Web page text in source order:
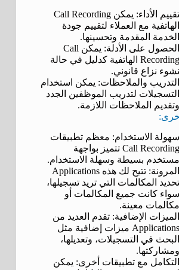
تقييم الأداء: يمكن Call Recording
الهاتفية مع العملاء لتقييم جودة
الخدمة المقدمة وتحسينها.
الحصول على الأدلة: يمكن Call
Recording الهاتفية كدليل في حالة
نشوء نزاع قانوني.
التدريب والملاحظات: يمكن استخدام
التسجيلات لتدريب الموظفين الجدد
وتقديم الملاحظات اللازمة.
سهولة الاستخدام: معظم تطبيقات
Call Recording تتميز بواجهة
مستخدم بسيطة وسهلة الاستخدام.
المرونة: تتيح لك هذه Applications
تحديد المكالمات التي تريد تسجيلها،
سواء كانت جميع المكالمات أو
مكالمات معينة.
الميزات الإضافية: تقدم العديد من
Applications ميزات إضافية مثل
البحث في التسجيلات، وتعديلها،
ومشاركتها.
التكامل مع تطبيقات أخرى: يمكن